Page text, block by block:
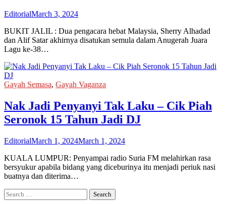
EditorialMarch 3, 2024
BUKIT JALIL : Dua pengacara hebat Malaysia, Sherry Alhadad
dan Alif Satar akhirnya disatukan semula dalam Anugerah Juara
Lagu ke-38…
Gayah Semasa, Gayah Vaganza
Nak Jadi Penyanyi Tak Laku – Cik Piah
Seronok 15 Tahun Jadi DJ
EditorialMarch 1, 2024March 1, 2024
KUALA LUMPUR: Penyampai radio Suria FM melahirkan rasa
bersyukur apabila bidang yang diceburinya itu menjadi periuk nasi
buatnya dan diterima…
Search
for: